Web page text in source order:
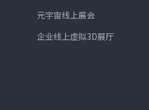
元宇宙线上展会
企业线上虚拟3D展厅